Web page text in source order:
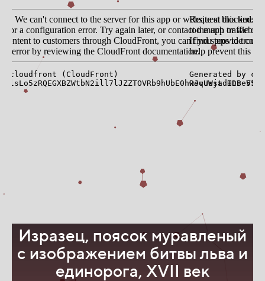
Изразец, поясок муравленый
с изображением битвы льва и
единорога, XVII век